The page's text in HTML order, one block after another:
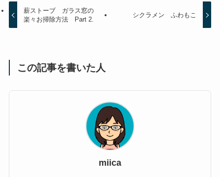
薪ストーブ ガラス窓の
楽々お掃除方法 Part 2.
シクラメン ふわもこ
この記事を書いた人
miica